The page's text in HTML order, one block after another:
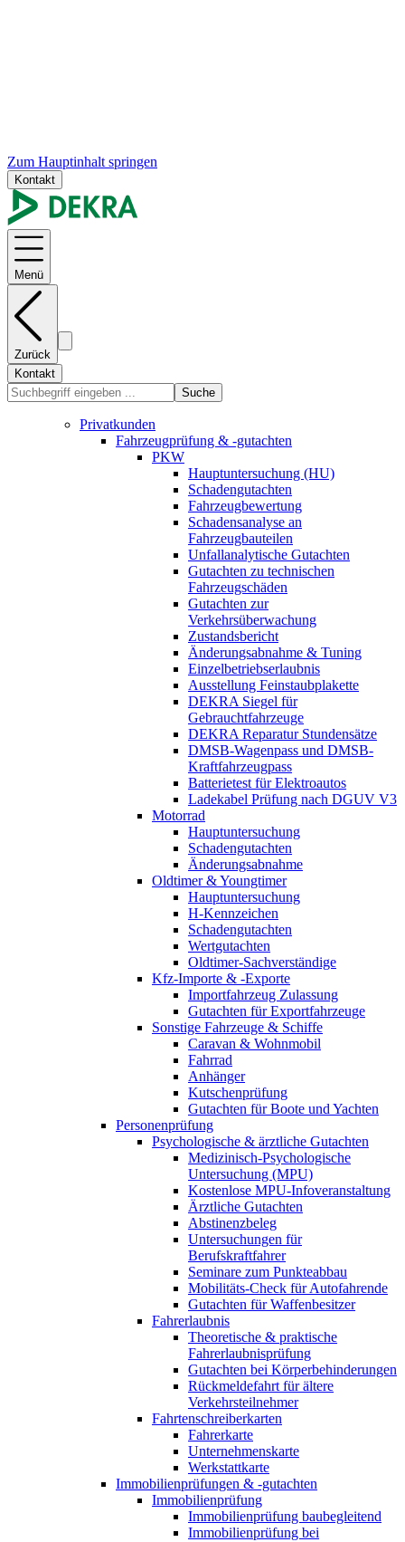
Zum Hauptinhalt springen
Kontakt
Menü
Zurück
Kontakt
Suche
Privatkunden
Fahrzeugprüfung & -gutachten
PKW
Hauptuntersuchung (HU)
Schadengutachten
Fahrzeugbewertung
Schadensanalyse an
Fahrzeugbauteilen
Unfallanalytische Gutachten
Gutachten zu technischen
Fahrzeugschäden
Gutachten zur
Verkehrsüberwachung
Zustandsbericht
Änderungsabnahme & Tuning
Einzelbetriebserlaubnis
Ausstellung Feinstaubplakette
DEKRA Siegel für
Gebrauchtfahrzeuge
DEKRA Reparatur Stundensätze
DMSB-Wagenpass und DMSB-
Kraftfahrzeugpass
Batterietest für Elektroautos
Ladekabel Prüfung nach DGUV V3
Motorrad
Hauptuntersuchung
Schadengutachten
Änderungsabnahme
Oldtimer & Youngtimer
Hauptuntersuchung
H-Kennzeichen
Schadengutachten
Wertgutachten
Oldtimer-Sachverständige
Kfz-Importe & -Exporte
Importfahrzeug Zulassung
Gutachten für Exportfahrzeuge
Sonstige Fahrzeuge & Schiffe
Caravan & Wohnmobil
Fahrrad
Anhänger
Kutschenprüfung
Gutachten für Boote und Yachten
Personenprüfung
Psychologische & ärztliche Gutachten
Medizinisch-Psychologische
Untersuchung (MPU)
Kostenlose MPU-Infoveranstaltung
Ärztliche Gutachten
Abstinenzbeleg
Untersuchungen für
Berufskraftfahrer
Seminare zum Punkteabbau
Mobilitäts-Check für Autofahrende
Gutachten für Waffenbesitzer
Fahrerlaubnis
Theoretische & praktische
Fahrerlaubnisprüfung
Gutachten bei Körperbehinderungen
Rückmeldefahrt für ältere
Verkehrsteilnehmer
Fahrtenschreiberkarten
Fahrerkarte
Unternehmenskarte
Werkstattkarte
Immobilienprüfungen & -gutachten
Immobilienprüfung
Immobilienprüfung baubegleitend
Immobilienprüfung bei